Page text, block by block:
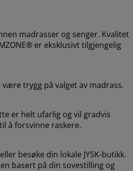
madrasser og senger. Kvalitet
er eksklusivt tilgjengelig
trygg på valget av madrass.
er helt ufarlig og vil gradvis
å forsvinne raskere.
besøke din lokale JYSK-butikk.
basert på din sovestilling og